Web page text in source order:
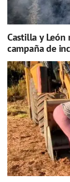
Castilla y
campaña de